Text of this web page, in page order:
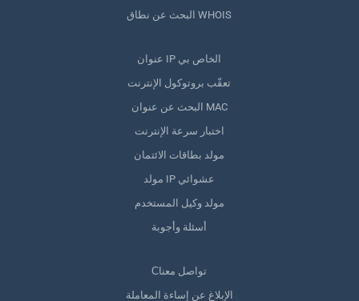
البحث عن نطاق WHOIS
عنوان IP الخاص بي
تعقّب بروتوكول الإنترنت
البحث عن عنوان MAC
اختبار سرعة الإنترنت
مولد بطاقات الائتمان
مولد IP عشوائي
مولد وكيل المستخدم
أسئلة وأجوبة
Сتواصل معنا
الإبلاغ عن إساءة المعاملة